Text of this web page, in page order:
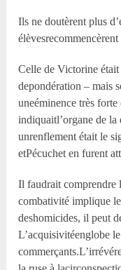
Ils ne doutèrent plus
Celle de Victorine
depondération – mais
uneéminence très
indiquaitl’organe de la
unrenflement était le
etPécuchet en furent
Il faudrait comprendre
combativité implique
deshomicides, il peut
L’acquisivitéenglobe